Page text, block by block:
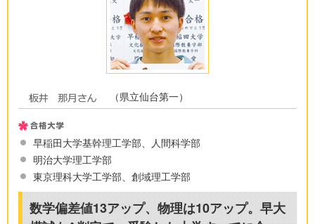
（県立仙台第一）
早稲田大学基幹理工学部、人間科学部
明治大学理工学部
東京理科大学工学部、創域理工学部
数学偏差値13アップ、物理は10アップ。早大